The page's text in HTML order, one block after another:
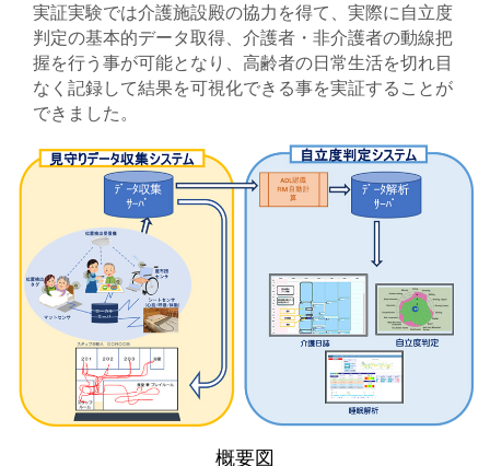
実証実験では介護施設殿の協力を得て、実際に自立度
判定の基本的データ取得、介護者・非介護者の動線把
握を行う事が可能となり、高齢者の日常生活を切れ目
なく記録して結果を可視化できる事を実証することが
できました。
概要図